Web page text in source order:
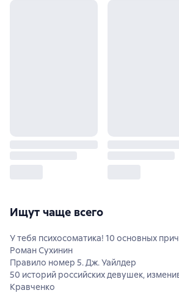
Ищут чаще всего
У тебя психосоматика! 10 основных
Роман Сухинин
Правило номер 5. Дж. Уайлдер
50 историй российских девушек,
Кравченко